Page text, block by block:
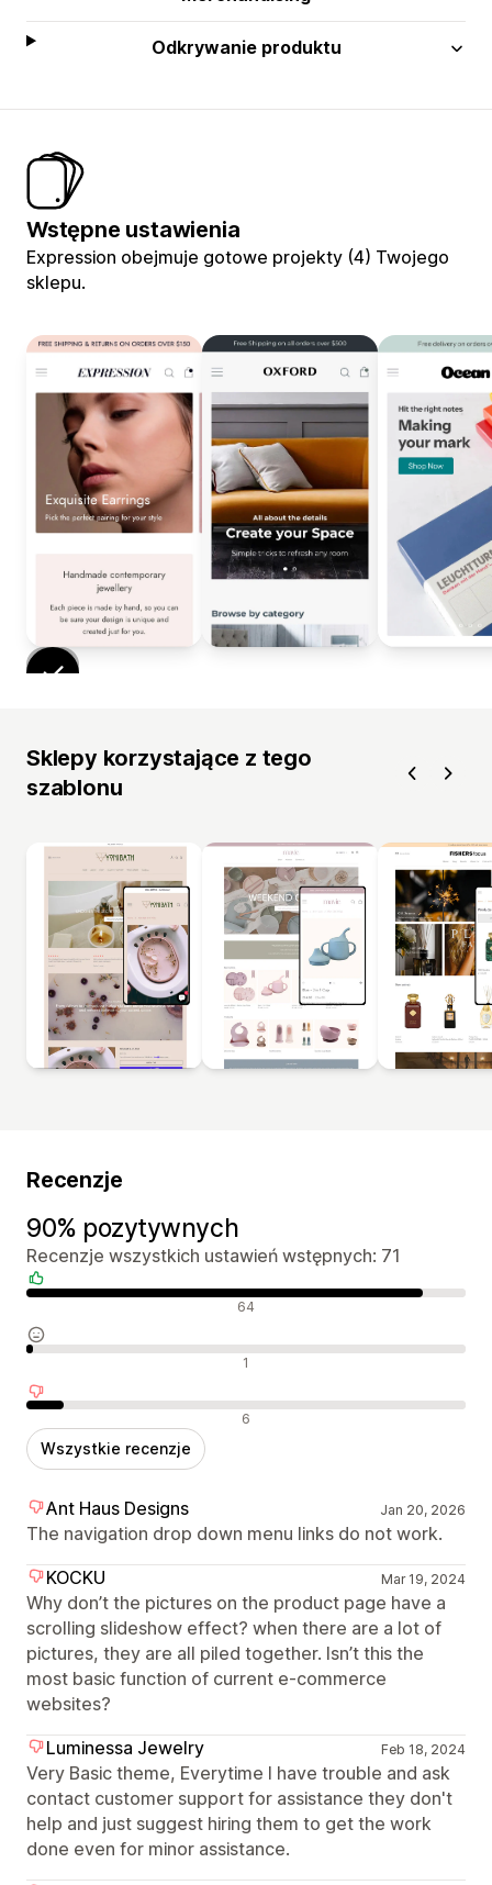
Odkrywanie produktu
Wstępne ustawienia
Expression obejmuje gotowe projekty (4) Twojego
sklepu.
Sklepy korzystające z tego
szablonu
Recenzje
90% pozytywnych
Recenzje wszystkich ustawień wstępnych: 71
Pozytywne recenzje 64
Neutralne recenzje 1
Negatywne recenzje 6
Wszystkie recenzje
Ant Haus Designs Jan 20, 2026
The navigation drop down menu links do not work.
KOCKU
Mar 19, 2024
Why don’t the pictures on the product page have a
scrolling slideshow effect? when there are a lot of
pictures, they are all piled together. Isn’t this the
most basic function of current e-commerce
websites?
Luminessa Jewelry
Feb 18, 2024
Very Basic theme, Everytime I have trouble and ask
contact customer support for assistance they don't
help and just suggest hiring them to get the work
done even for minor assistance.